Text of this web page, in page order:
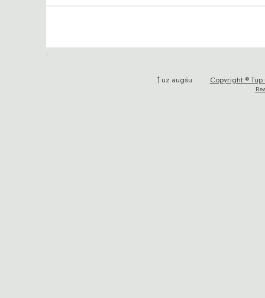
.
↑ uz augšu Copyright © Tup